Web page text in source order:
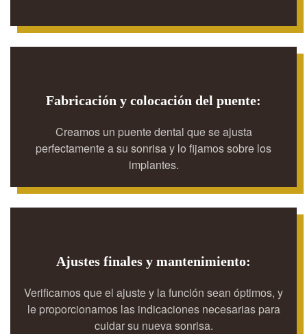
Fabricación y colocación del puente:
Creamos un puente dental que se ajusta
perfectamente a su sonrisa y lo fijamos sobre los
implantes.
Ajustes finales y mantenimiento:
Verificamos que el ajuste y la función sean óptimos, y
le proporcionamos las indicaciones necesarias para
cuidar su nueva sonrisa.